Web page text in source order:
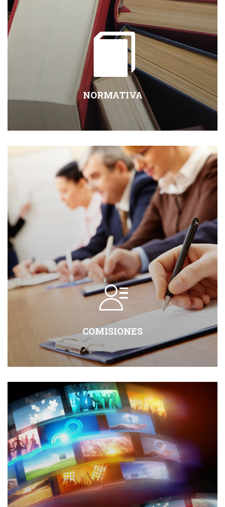
NORMATIVA
COMISIONES